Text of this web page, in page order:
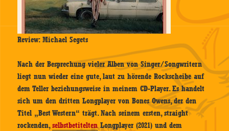
Review: Michael Segets
Nach der Besprechung vieler Alben von Singer/Songwritern
liegt nun wieder eine gute, laut zu hörende Rockscheibe auf
dem Teller beziehungsweise in meinem CD-Player. Es handelt
sich um den dritten Longplayer von Bones Owens, der den
Titel „Best Western“ trägt. Nach seinem ersten, straight
rockenden,selbstbetiteltenLongplayer (2021) und dem